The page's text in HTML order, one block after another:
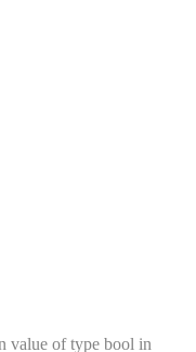
value of type bool in